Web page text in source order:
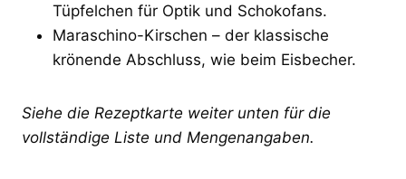
Tüpfelchen für Optik und Schokofans.
Maraschino-Kirschen – der klassische
krönende Abschluss, wie beim Eisbecher.
Siehe die Rezeptkarte weiter unten für die
vollständige Liste und Mengenangaben.